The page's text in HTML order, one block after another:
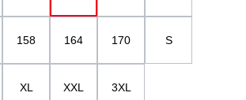
158 164 170 S
XL XXL 3XL